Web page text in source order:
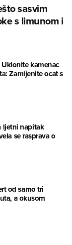
sasvim
s limunom i
Uklonite kamenac
Zamijenite ocat s
ljetni napitak
se rasprava o
od samo tri
a okusom